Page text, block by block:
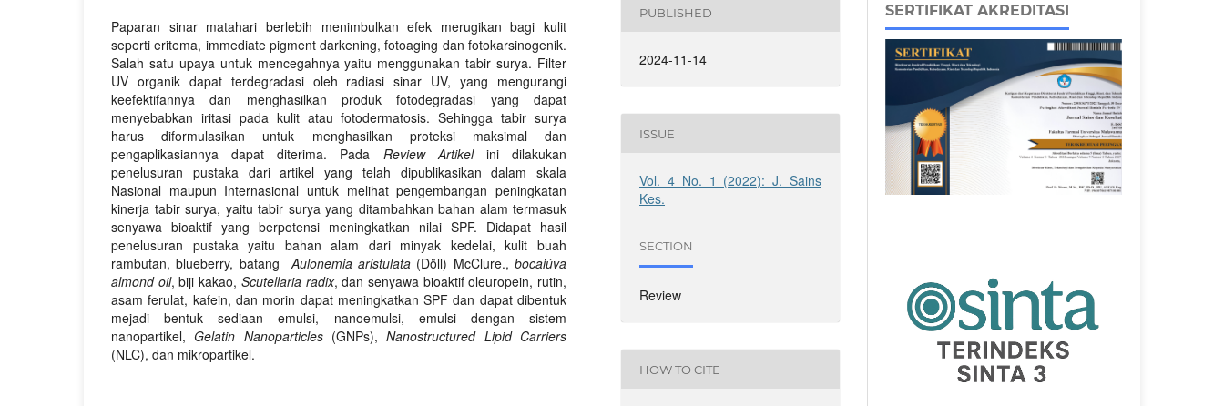
Paparan sinar matahari berlebih menimbulkan efek merugikan bagi kulit
seperti eritema, immediate pigment darkening, fotoaging dan fotokarsinogenik.
Salah satu upaya untuk mencegahnya yaitu menggunakan tabir surya. Filter
UV organik dapat terdegradasi oleh radiasi sinar UV, yang mengurangi
keefektifannya dan menghasilkan produk fotodegradasi yang dapat
menyebabkan iritasi pada kulit atau fotodermatosis. Sehingga tabir surya
harus diformulasikan untuk menghasilkan proteksi maksimal dan
pengaplikasiannya dapat diterima. Pada Review Artikelini dilakukan
penelusuran pustaka dari artikel yang telah dipublikasikan dalam skala
Nasional maupun Internasional untuk melihat pengembangan peningkatan
kinerja tabir surya, yaitu tabir surya yang ditambahkan bahan alam termasuk
senyawa bioaktif yang berpotensi meningkatkan nilai SPF. Didapat hasil
penelusuran pustaka yaitu bahan alam dari minyak kedelai, kulit buah
rambutan, blueberry, batang Aulonemia aristulata(Döll) McClure., bocaiúva
almond oil, biji kakao, Scutellaria radix, dan senyawa bioaktif oleuropein, rutin,
asam ferulat, kafein, dan morin dapat meningkatkan SPF dan dapat dibentuk
mejadi bentuk sediaan emulsi, nanoemulsi, emulsi dengan sistem
nanopartikel,Gelatin Nanoparticles(GNPs),Nanostructured Lipid Carriers
(NLC), dan mikropartikel.
PUBLISHED
2024-11-14
ISSUE
Vol. 4 No. 1 (2022): J. Sains
Kes.
SECTION
Review
HOW TO CITE
SERTIFIKAT AKREDITASI